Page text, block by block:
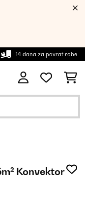
14 dana za povrat robe
Konvektor